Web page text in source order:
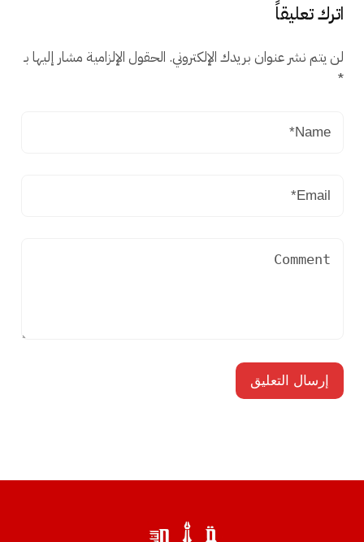
اترك تعليقاً
لن يتم نشر عنوان بريدك الإلكتروني. الحقول الإلزامية مشار إليها بـ
*